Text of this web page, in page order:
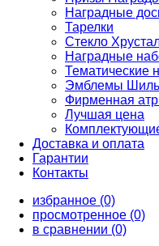
Наградные
Тарелки
Стекло
Наградные
Тематические
Эмблемы
Фирменная
Лучшая цена
Доставка и оплата
Гарантии
Контакты
избранное (0)
просмотренное (0)
в сравнении (0)